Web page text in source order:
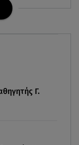
μαύρου
Γ.